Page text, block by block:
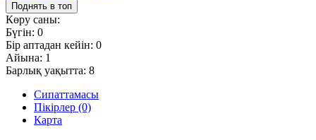
Поднять в топ
Көру саны:
Бүгін: 0
Бір аптадан кейін: 0
Айына: 1
Барлық уақытта: 8
Сипаттамасы
Пікірлер (0)
Карта